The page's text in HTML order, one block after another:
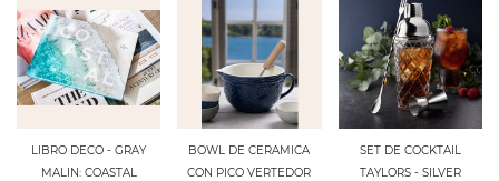
LIBRO DECO - GRAY
MALIN: COASTAL
BOWL DE CERAMICA
CON PICO VERTEDOR
SET DE COCKTAIL
TAYLORS - SILVER